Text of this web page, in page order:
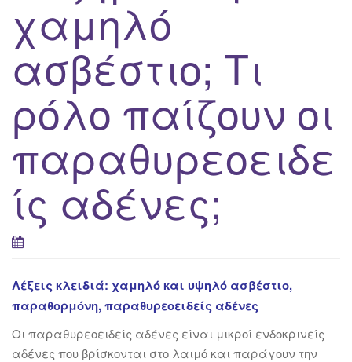
χαμηλό
ασβέστιο; Τι
ρόλο παίζουν οι
παραθυρεοειδε
ίς αδένες;
Λέξεις κλειδιά: χαμηλό και υψηλό ασβέστιο,
παραθορμόνη, παραθυρεοειδείς αδένες
Oι παραθυρεοειδείς αδένες είναι μικρoί ενδοκρινείς
αδένες που βρίσκονται στο λαιμό και παράγουν την